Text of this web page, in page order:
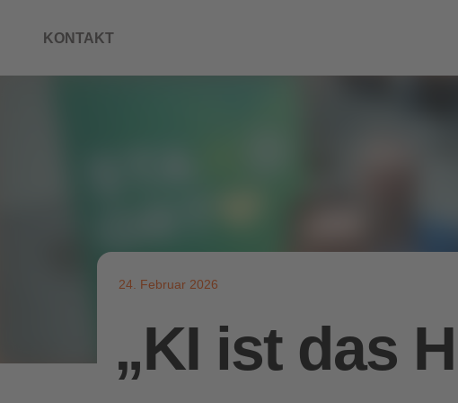
KONTAKT
24. Februar 2026
„KI ist das